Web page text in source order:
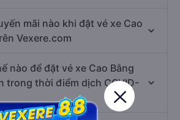
mãi nào khi đặt vé xe Cao
Vexere.com
nào để đặt vé xe Cao Bằng
trong thời điểm dịch COVID-